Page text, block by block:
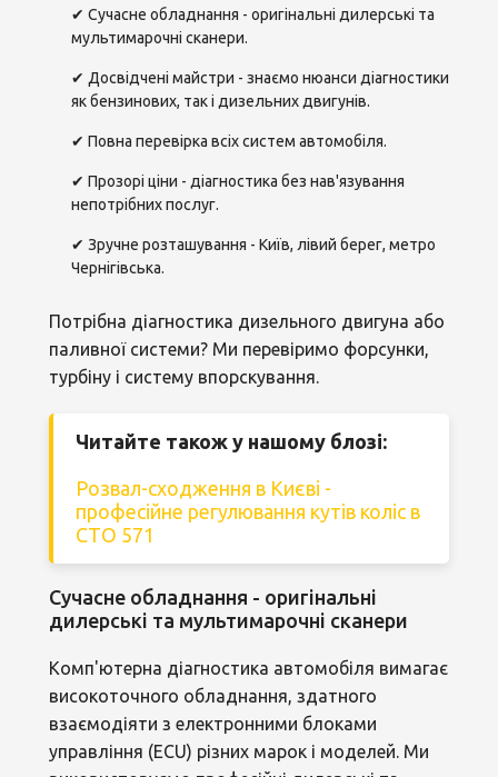
✔ Сучасне обладнання - оригінальні дилерські та
мультимарочні сканери.
✔ Досвідчені майстри - знаємо нюанси діагностики
як бензинових, так і дизельних двигунів.
✔ Повна перевірка всіх систем автомобіля.
✔ Прозорі ціни - діагностика без нав'язування
непотрібних послуг.
✔ Зручне розташування - Київ, лівий берег, метро
Чернігівська.
Потрібна діагностика дизельного двигуна або
паливної системи? Ми перевіримо форсунки,
турбіну і систему впорскування.
Читайте також у нашому блозі:
Розвал-сходження в Києві -
професійне регулювання кутів коліс в
СТО 571
Сучасне обладнання - оригінальні
дилерські та мультимарочні сканери
Комп'ютерна діагностика автомобіля вимагає
високоточного обладнання, здатного
взаємодіяти з електронними блоками
управління (ECU) різних марок і моделей. Ми